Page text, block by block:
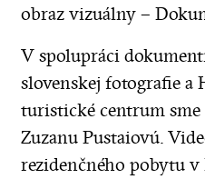
obraz vizuálny –
V spolupráci
slovenskej fotografie
turistické centrum
Zuzanu Pustaiovú.
rezidenčného pobytu v